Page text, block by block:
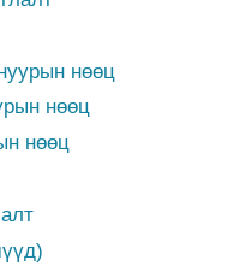
нөөц
нөөц
нөөц